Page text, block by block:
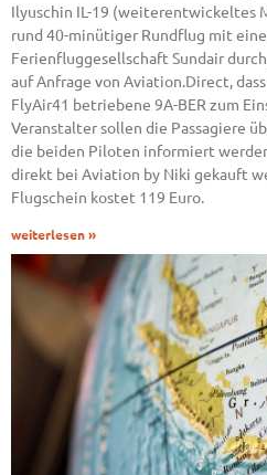
Ilyuschin IL-19 (weiterentwickeltes
rund 40-minütiger Rundflug mit
Ferienfluggesellschaft Sundair
auf Anfrage von Aviation.Direct,
FlyAir41 betriebene 9A-BER zum
Veranstalter sollen die Passagiere
die beiden Piloten informiert
direkt bei Aviation by Niki gekauft
Flugschein kostet 119 Euro.
weiterlesen »